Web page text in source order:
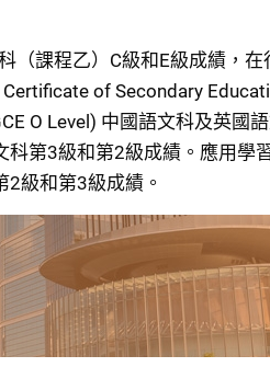
課程乙）C級和E級成績，
of Secondary
O Level) 中國語文科及英國
第3級和第2級成績。應用學
2級和第3級成績。